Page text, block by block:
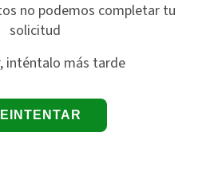
no podemos completar tu
solicitud
inténtalo más tarde